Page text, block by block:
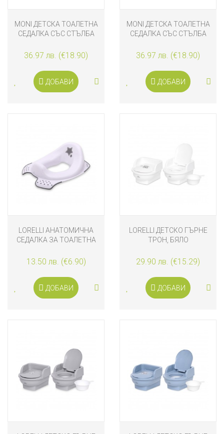
MONI ДЕТСКА ТОАЛЕТНА
СЕДАЛКА СЪС СТЪЛБА
36.97 лв. (€18.90)
ДОБАВИ
MONI ДЕТСКА ТОАЛЕТНА
СЕДАЛКА СЪС СТЪЛБА
36.97 лв. (€18.90)
ДОБАВИ
LORELLI АНАТОМИЧНА
СЕДАЛКА ЗА ТОАЛЕТНА
13.50 лв. (€6.90)
ДОБАВИ
LORELLI ДЕТСКО ГЪРНЕ
ТРОН, БЯЛО
29.90 лв. (€15.29)
ДОБАВИ